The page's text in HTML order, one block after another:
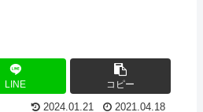
LINE コピー
2024.01.21 2021.04.18